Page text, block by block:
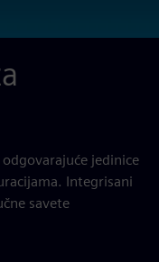
jedinice
Integrisani
savete